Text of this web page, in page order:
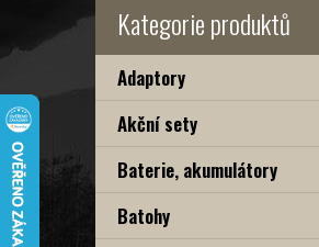
Kategorie produktů
Adaptory
Akční sety
Baterie, akumulátory
Batohy